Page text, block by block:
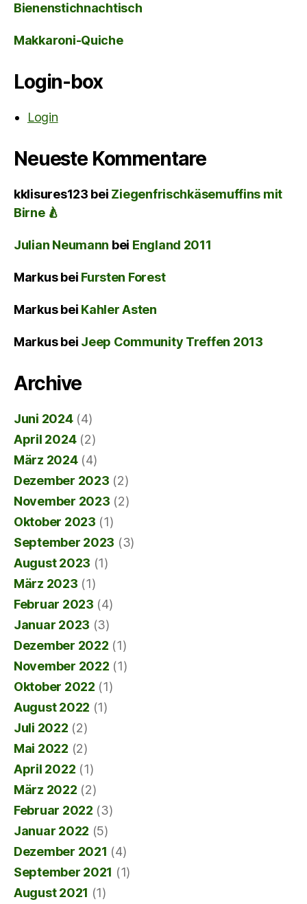
Bienenstichnachtisch
Makkaroni-Quiche
Login-box
Login
Neueste Kommentare
kklisures123 bei Ziegenfrischkäsemuffins mit
Birne 🍐
Julian Neumann bei England 2011
Markusbei Fursten Forest
Markusbei Kahler Asten
Markusbei Jeep Community Treffen 2013
Archive
Juni 2024(4)
April 2024(2)
März 2024(4)
Dezember 2023 (2)
November 2023 (2)
Oktober 2023 (1)
September 2023 (3)
August 2023 (1)
März 2023 (1)
Februar 2023 (4)
Januar 2023 (3)
Dezember 2022 (1)
November 2022 (1)
Oktober 2022 (1)
August 2022 (1)
Juli 2022 (2)
Mai 2022 (2)
April 2022 (1)
März 2022 (2)
Februar 2022 (3)
Januar 2022 (5)
Dezember 2021 (4)
September 2021 (1)
August 2021 (1)